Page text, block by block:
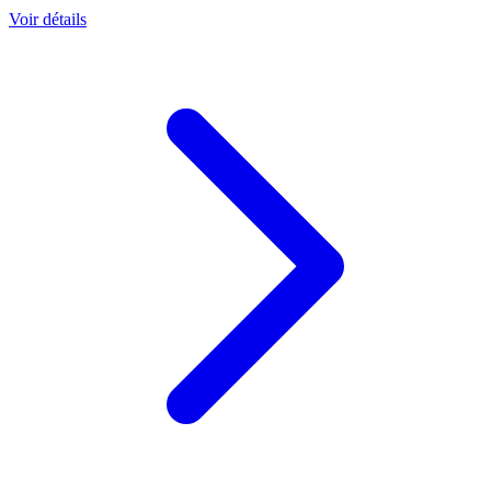
Voir détails